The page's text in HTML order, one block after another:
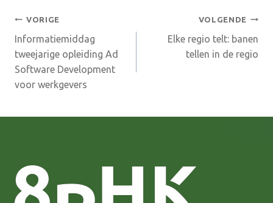
Bericht
navigatie
VORIGE
Informatiemiddag
tweejarige opleiding Ad
Software Development
voor werkgevers
VOLGENDE
Elke regio telt: banen
tellen in de regio